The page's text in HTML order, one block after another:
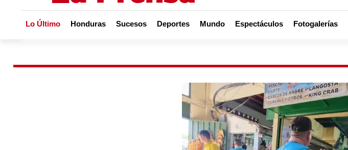
Lo Último Honduras Sucesos Deportes Mundo Espectáculos Fotogalerías